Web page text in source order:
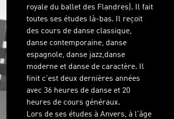
royale du ballet des Flandres). Il fait
toutes ses études là-bas. Il reçoit
des cours de danse classique,
danse contemporaine, danse
espagnole, danse jazz,danse
moderne et danse de caractère. Il
finit c'est deux dernières années
avec 36 heures de danse et 20
heures de cours généraux.
Lors de ses études à Anvers, à l'âge